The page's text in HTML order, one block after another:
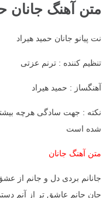
متن آهنگ جانان
نت پیانو جانان حمید هیراد
تنظیم کننده : ترنم عزتی
آهنگساز : حمید هیراد
نکته : جهت سادگی هرچه
شده است
متن آهنگ جانان
جانانم بردی دل و جانم از
جان جانم عاشق تر از آنم